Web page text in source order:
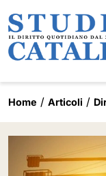
Home Articoli